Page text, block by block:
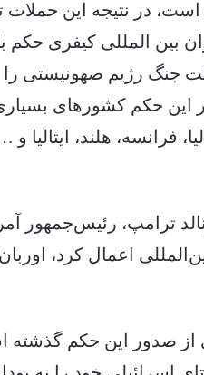
است، در نتیجه این حملات
بین المللی کیفری حکم
جنگ رژیم صهونیستی را
این حکم کشورهای بسیاری
فرانسه، هلند،
ترامپ، رئیس‌جمهور
اعمال کرد،
از صدور این حکم